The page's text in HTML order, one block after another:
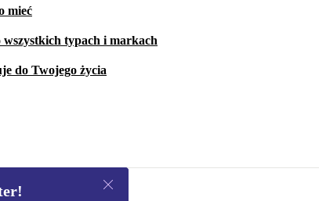
mieć
typach i markach
do Twojego życia